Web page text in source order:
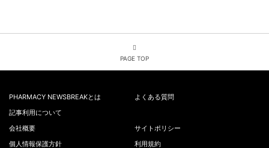
PAGE TOP
PHARMACY NEWSBREAKとは
よくある質問
記事利用について
会社概要
サイトポリシー
個人情報保護方針
利用規約